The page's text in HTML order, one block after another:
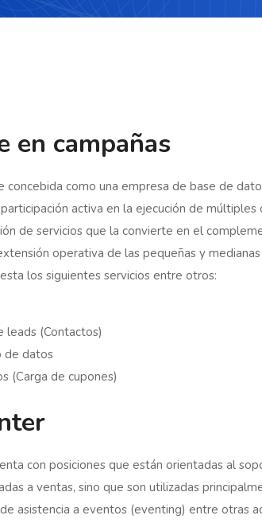
en campañas
concebida como una empresa de base de
activa en la ejecución de
de servicios que la convierte en el
operativa de las pequeñas y medianas
los siguientes servicios entre otros:
leads (Contactos)
de datos
(Carga de cupones)
con posiciones que están orientadas al
a ventas, sino que son utilizadas
asistencia a eventos (eventing) entre otras